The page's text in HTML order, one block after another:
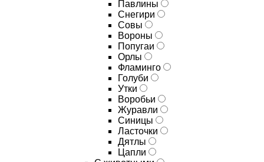
Павлины
Снегири
Совы
Вороны
Попугаи
Орлы
Фламинго
Голуби
Утки
Воробьи
Журавли
Синицы
Ласточки
Дятлы
Цапли